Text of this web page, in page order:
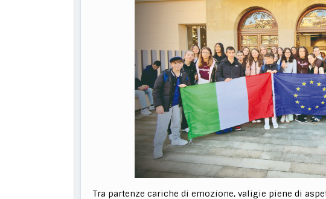
Tra partenze cariche di emozione, valigie piene di